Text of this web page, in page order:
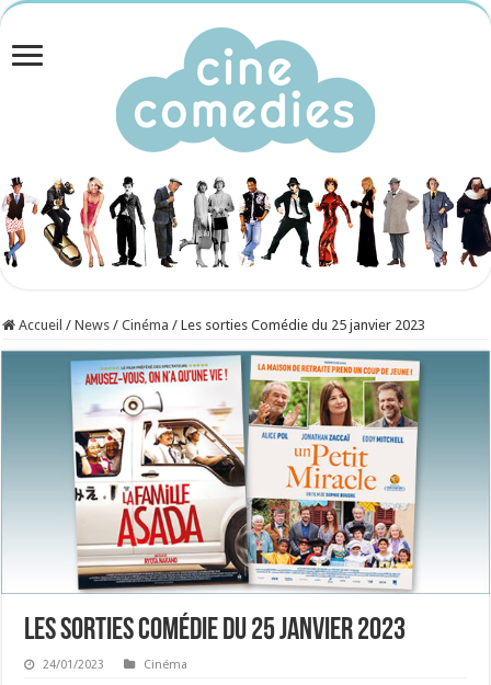
Accueil / News / Cinéma / Les sorties Comédie du 25 janvier 2023
Les sorties Comédie du 25 janvier 2023
24/01/2023 Cinéma